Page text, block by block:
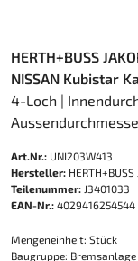
HERTH+BUSS
NISSAN Kubistar
4-Loch |
Art.Nr.: UNI203W413
Hersteller: HERTH+BUSS
Teilenummer: J3401033
EAN-Nr.: 4029416254544
Mengeneinheit: Stück
Baugruppe: Bremsanlage